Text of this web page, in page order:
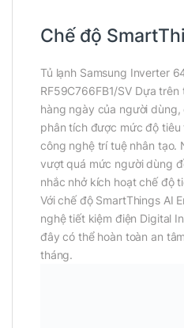
Chế độ
Tủ lạnh Samsung Inverter
RF59C766FB1/SV Dựa
hàng ngày của người
phân tích được mức độ tiêu
công nghệ trí tuệ nhân tạo.
vượt quá mức người dùng
nhắc nhở kích hoạt chế độ
Với chế độ SmartThings AI
nghệ tiết kiệm điện Digital
đây có thể hoàn toàn an
tháng.